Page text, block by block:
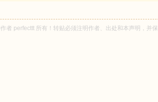
者 perfecttt 所有！转贴必须注明作者、出处和本声明，并保